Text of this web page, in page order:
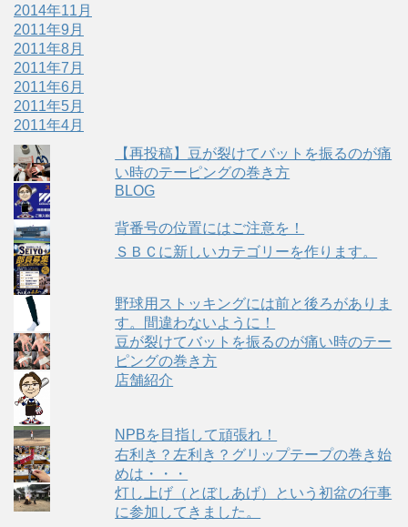
2014年11月
2011年9月
2011年8月
2011年7月
2011年6月
2011年5月
2011年4月
【再投稿】豆が裂けてバットを振るのが痛
い時のテーピングの巻き方
BLOG
背番号の位置にはご注意を！
ＳＢＣに新しいカテゴリーを作ります。
野球用ストッキングには前と後ろがありま
す。間違わないように！
豆が裂けてバットを振るのが痛い時のテー
ピングの巻き方
店舗紹介
NPBを目指して頑張れ！
右利き？左利き？グリップテープの巻き始
めは・・・
灯し上げ（とぼしあげ）という初盆の行事
に参加してきました。